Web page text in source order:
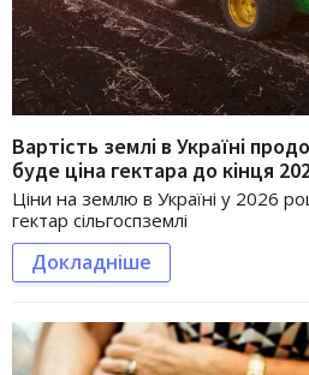
Вартість землі в Україні
буде ціна гектара до кінця
Ціни на землю в Україні у 2026
гектар сільгоспземлі
Докладніше